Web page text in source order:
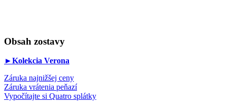
Obsah zostavy
►Kolekcia Verona
Záruka najnižšej ceny
Záruka vrátenia peňazí
Vypočítajte si Quatro splátky